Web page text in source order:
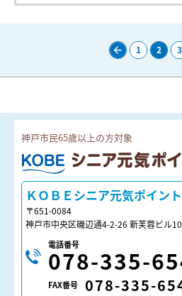
ー
ジ
1 2
3
神戸市民65歳以上の方対象
ＫＯＢＥシニア元気ポイント
ＫＯＢＥシニア元気ポイン
〒651-0084
神戸市中央区磯辺通4-2-26 新芙蓉ビル
電話番号
078-335-
FAX番号 078-335-